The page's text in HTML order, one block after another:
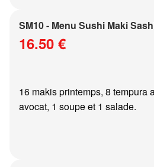
SM10 - Menu Sushi Maki
16.50 €
16 makis printemps, 8 tempura
avocat, 1 soupe et 1 salade.